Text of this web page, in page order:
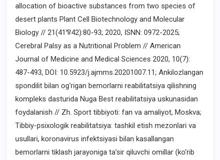
allocation of bioactive substances from two species of
desert plants Plant Cell Biotechnology and Molecular
Biology // 21(41⅋42):80-93; 2020, ISNN: 0972-2025;
Cerebral Palsy as a Nutritional Problem // American
Journal of Medicine and Medical Sciences 2020, 10(7):
487-493, DOI: 10.5923/j.ajmms.20201007.11; Ankilozlangan
spondilit bilan og'rigan bemorlarni reabilitatsiya qilishning
kompleks dasturida Nuga Best reabilitatsiya uskunasidan
foydalanish // Zh. Sport tibbiyoti: fan va amaliyot, Moskva;
Tibbiy-psixologik reabilitatsiya: tashkil etish mezonlari va
usullari, koronavirus infektsiyasi bilan kasallangan
bemorlarni tiklash jarayoniga ta'sir qiluvchi omillar (ko'rib